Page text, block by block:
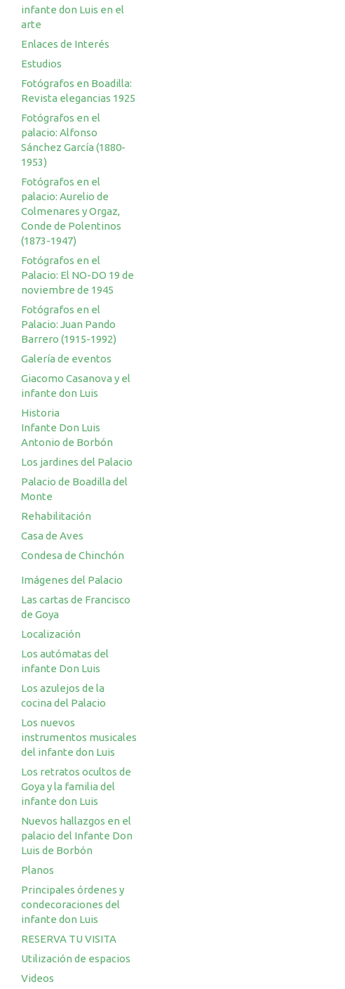
infante don Luis en el
arte
Enlaces de Interés
Estudios
Fotógrafos en Boadilla:
Revista elegancias 1925
Fotógrafos en el
palacio: Alfonso
Sánchez García (1880-
1953)
Fotógrafos en el
palacio: Aurelio de
Colmenares y Orgaz,
Conde de Polentinos
(1873-1947)
Fotógrafos en el
Palacio: El NO-DO 19 de
noviembre de 1945
Fotógrafos en el
Palacio: Juan Pando
Barrero (1915-1992)
Galería de eventos
Giacomo Casanova y el
infante don Luis
Historia
Infante Don Luis
Antonio de Borbón
Los jardines del Palacio
Palacio de Boadilla del
Monte
Rehabilitación
Casa de Aves
Condesa de Chinchón
Imágenes del Palacio
Las cartas de Francisco
de Goya
Localización
Los autómatas del
infante Don Luis
Los azulejos de la
cocina del Palacio
Los nuevos
instrumentos musicales
del infante don Luis
Los retratos ocultos de
Goya y la familia del
infante don Luis
Nuevos hallazgos en el
palacio del Infante Don
Luis de Borbón
Planos
Principales órdenes y
condecoraciones del
infante don Luis
RESERVA TU VISITA
Utilización de espacios
Videos